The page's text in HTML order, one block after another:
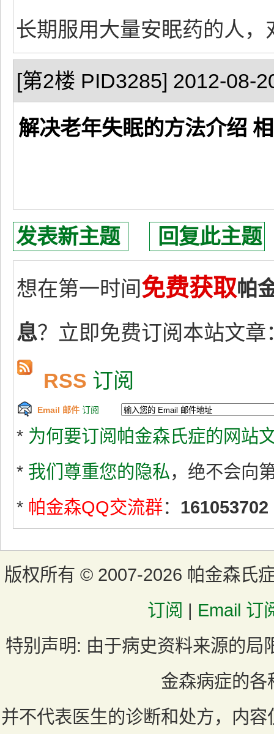
长期服用大量安眠药的人
[第2楼 PID3285] 2012-08-
解决老年失眠的方法介绍
发表新主题 回复此主题
想在第一时间免费获取帕
息？立即免费订阅本站文章
RSS 订阅
Email 邮件 订阅
* 为何要订阅帕金森氏症的网站
* 我们尊重您的隐私，绝不会向
* 帕金森QQ交流群： 161053702
版权所有 © 2007-2026 帕金森氏
订阅 | Email 订
特别声明: 由于病史资料来源的局
金森病症的各
并不代表医生的诊断和处方，内